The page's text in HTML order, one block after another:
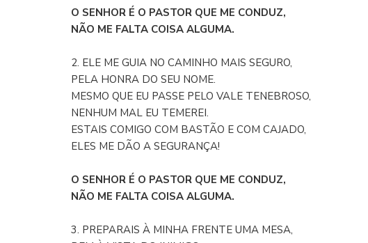
O SENHOR É O PASTOR QUE ME CONDUZ,
NÃO ME FALTA COISA ALGUMA.
2. ELE ME GUIA NO CAMINHO MAIS SEGURO,
PELA HONRA DO SEU NOME.
MESMO QUE EU PASSE PELO VALE TENEBROSO,
NENHUM MAL EU TEMEREI.
ESTAIS COMIGO COM BASTÃO E COM CAJADO,
ELES ME DÃO A SEGURANÇA!
O SENHOR É O PASTOR QUE ME CONDUZ,
NÃO ME FALTA COISA ALGUMA.
3. PREPARAIS À MINHA FRENTE UMA MESA,